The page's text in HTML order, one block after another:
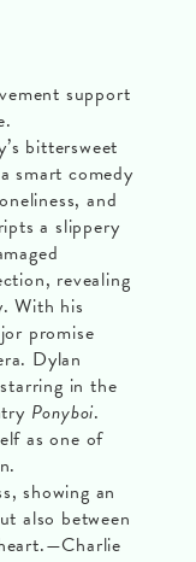
support
bittersweet
smart comedy
and
a slippery
revealing
With his
promise
Dylan
in the
Ponyboi.
as one of
showing an
also between